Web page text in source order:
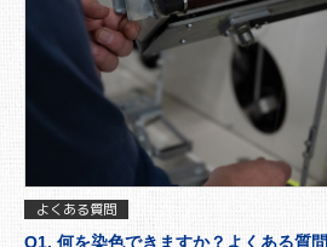
よくある質問
Q1. 何を染色できますか？よくある質問